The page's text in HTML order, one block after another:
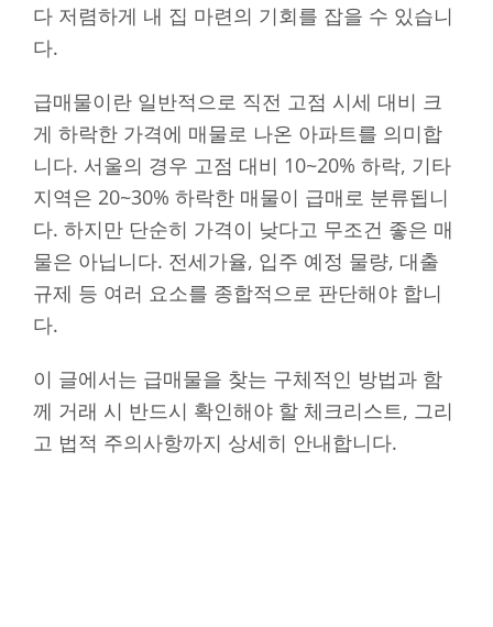
다 저렴하게 내 집 마련의 기회를 잡을 수 있습니
다.
급매물이란 일반적으로 직전 고점 시세 대비 크
게 하락한 가격에 매물로 나온 아파트를 의미합
니다. 서울의 경우 고점 대비 10~20% 하락, 기타
지역은 20~30% 하락한 매물이 급매로 분류됩니
다. 하지만 단순히 가격이 낮다고 무조건 좋은 매
물은 아닙니다. 전세가율, 입주 예정 물량, 대출
규제 등 여러 요소를 종합적으로 판단해야 합니
다.
이 글에서는 급매물을 찾는 구체적인 방법과 함
께 거래 시 반드시 확인해야 할 체크리스트, 그리
고 법적 주의사항까지 상세히 안내합니다.